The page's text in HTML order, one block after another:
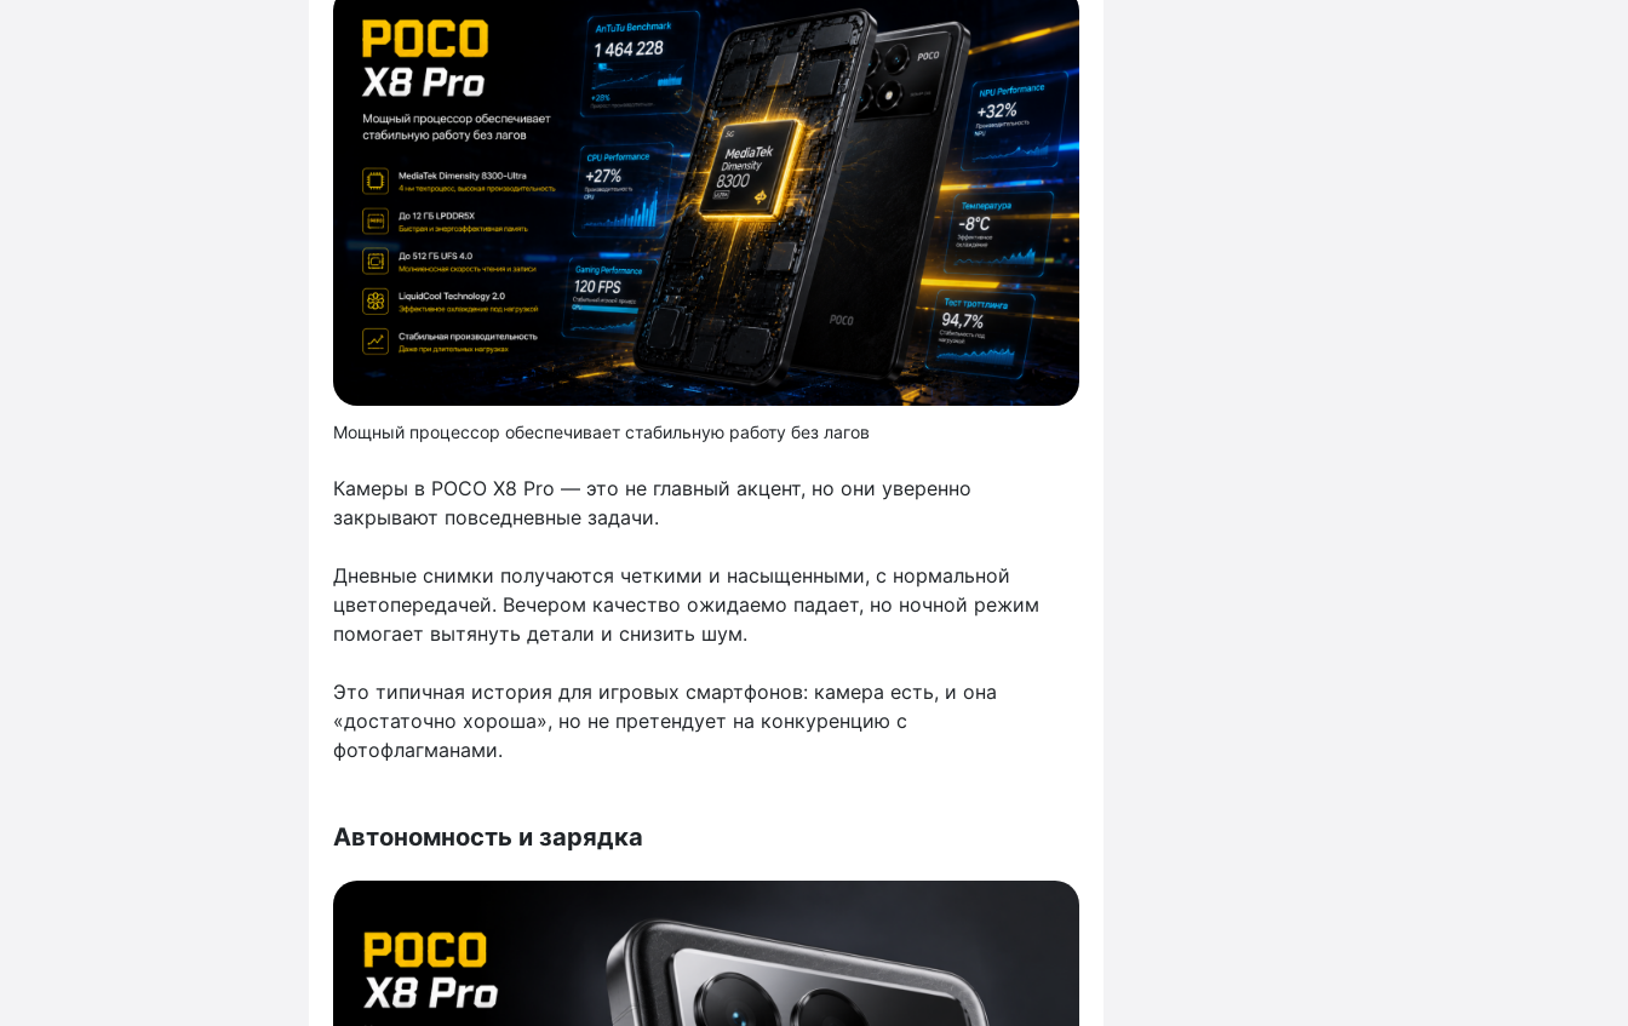
Мощный процессор обеспечивает стабильную работу без лагов
Камеры в POCO X8 Pro — это не главный акцент, но они уверенно
закрывают повседневные задачи.
Дневные снимки получаются четкими и насыщенными, с нормальной
цветопередачей. Вечером качество ожидаемо падает, но ночной режим
помогает вытянуть детали и снизить шум.
Это типичная история для игровых смартфонов: камера есть, и она
«достаточно хороша», но не претендует на конкуренцию с
фотофлагманами.
Автономность и зарядка